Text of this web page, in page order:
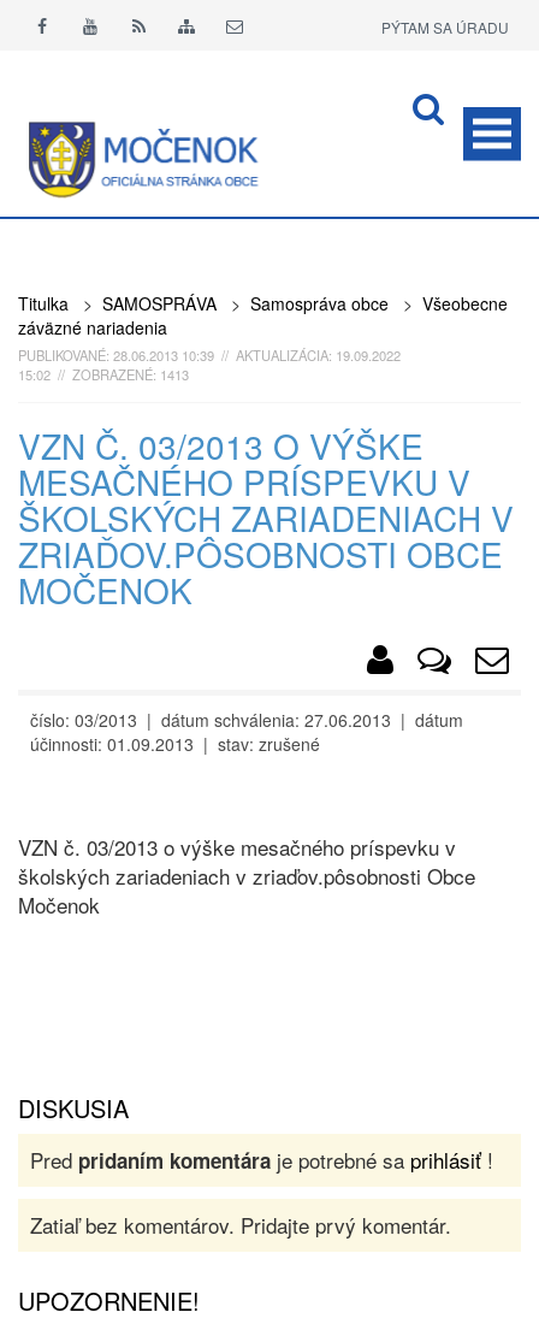
PÝTAM SA ÚRADU
Titulka > SAMOSPRÁVA > Samospráva obce > Všeobecne
záväzné nariadenia
PUBLIKOVANÉ: 28.06.2013 10:39 // AKTUALIZÁCIA: 19.09.2022
15:02 // ZOBRAZENÉ: 1413
VZN Č. 03/2013 O VÝŠKE
MESAČNÉHO PRÍSPEVKU V
ŠKOLSKÝCH ZARIADENIACH V
ZRIAĎOV.PÔSOBNOSTI OBCE
MOČENOK
číslo: 03/2013 | dátum schválenia: 27.06.2013 | dátum
účinnosti: 01.09.2013 | stav: zrušené
VZN č. 03/2013 o výške mesačného príspevku v
školských zariadeniach v zriaďov.pôsobnosti Obce
Močenok
DISKUSIA
Pred pridaním komentára je potrebné sa prihlásiť!
Zatiaľ bez komentárov. Pridajte prvý komentár.
UPOZORNENIE!